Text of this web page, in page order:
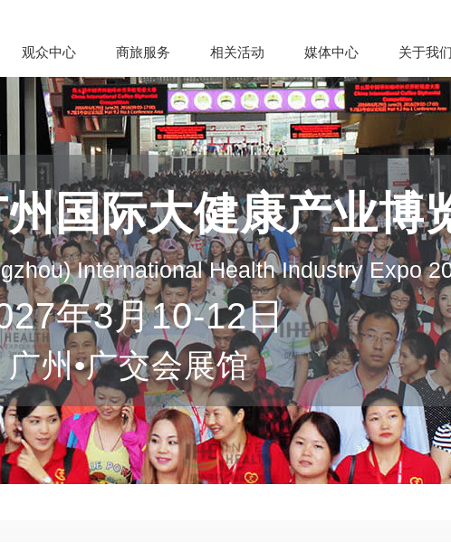
观众中心 商旅服务 相关活动 媒体中心 关于我们
国际大健康产业博
International Health Industry Expo
年3月10-12日
广州•广交会展馆